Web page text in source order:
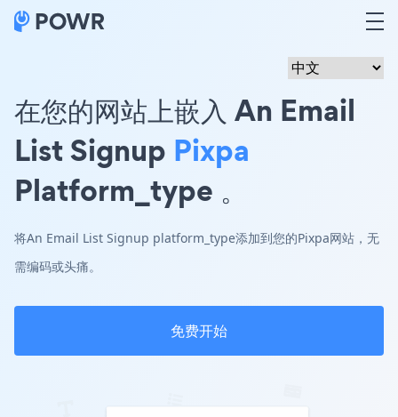
在您的网站上嵌入 An Email
List Signup Pixpa
Platform_type 。
将An Email List Signup platform_type添加到您的Pixpa网站，无
需编码或头痛。
免费开始